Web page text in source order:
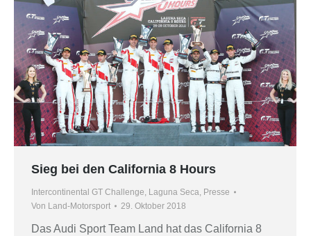
Sieg bei den California 8 Hours
Intercontinental GT Challenge, Laguna Seca, Presse
Von Land-Motorsport 29. Oktober 2018
Das Audi Sport Team Land hat das California 8